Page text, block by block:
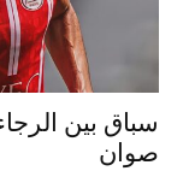
سباق بين
صوان